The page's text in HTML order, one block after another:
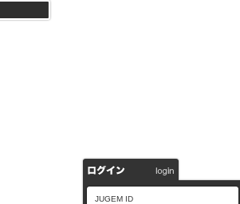
JUGEM ID